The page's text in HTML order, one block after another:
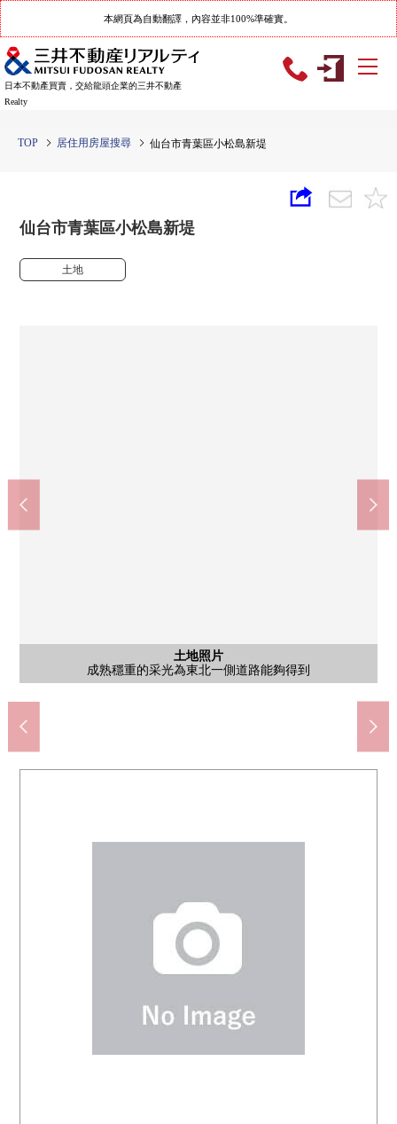
本網頁為自動翻譯，內容並非100%準確實。
日本不動產買賣，交給龍頭企業的三井不動產
Realty
TOP 居住用房屋搜尋 仙台市青葉區小松島新堤
仙台市青葉區小松島新堤
土地
土地照片
成熟穩重的采光為東北一側道路能夠得到
土地照片
因為沒有與道路的高低差別所以進入順利
土地照片
在閒靜的住宅區有
土地照片
沒有建築條件。能在喜歡的House廠商、建築公司建造
含有前面道路的外觀
交通量的少的幅員約6.0m的前面道路
含有前面道路的外觀
含有前面道路的外觀
土地照片
當地照片
土地照片
當地照片
土地照片
當地照片
土地照片
當地照片
土地照片
當地照片
土地照片
當地照片
土地照片
當地照片
含有前面道路的外觀
前面道路
土地照片
當地照片
土地照片
當地照片
土地照片
當地照片
仙台市立小松島小學(約650m)
步行9分鐘
仙台市立幸町中學(約1280m)
步行16分鐘
"小松島新堤橋"停(約520m)
步行7分鐘
小松島新提公園(約170m)
步行3分鐘
小松島公園(約620m)
步行8分鐘
Lawson仙台小松島店(約650m)
步行9分鐘
仙台小松島郵局(約780m)
步行10分鐘
宮城第一信貸銀行小松島分店(約830m)
步行11分鐘
Youk-Benimaru仙台小松島店(約890m)
步行12分鐘
TSURUHA藥品仙台2的森店(約1200m)
步行15分鐘